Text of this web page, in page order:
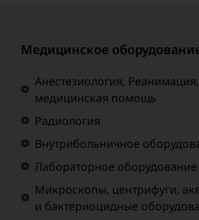
Медицинское
Анестезиология,
медицинская помощь
Радиология
Внутрибольничное
Лабораторное
Микроскопы, центрифуги,
и бактериоцидные